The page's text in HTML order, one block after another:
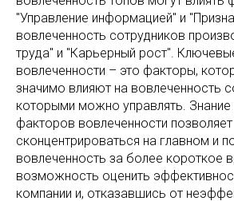
"Управление информацией" и
вовлеченность сотрудников
труда" и "Карьерный рост".
вовлеченности – это факторы,
значимо влияют на вовлеченность
которыми можно управлять.
факторов вовлеченности позволяет
сконцентрироваться на главном и
вовлеченность за более короткое
возможность оценить
компании и, отказавшись от